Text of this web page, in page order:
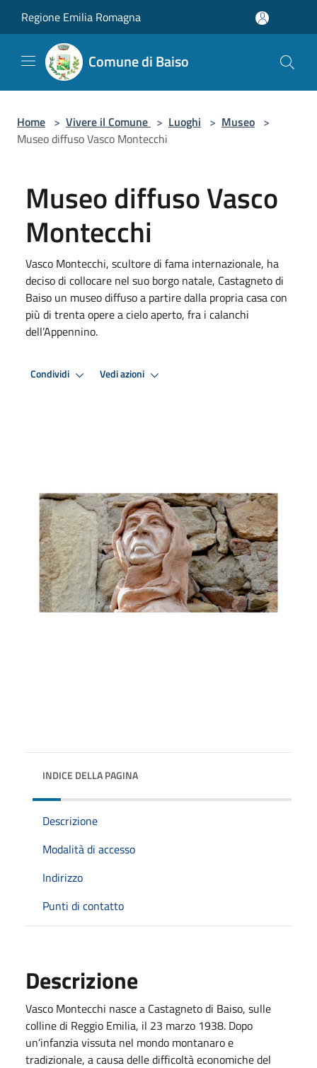
Regione Emilia Romagna
Comune di Baiso
Home > Vivere il Comune > Luoghi > Museo >
Museo diffuso Vasco Montecchi
Museo diffuso Vasco
Montecchi
Vasco Montecchi, scultore di fama internazionale, ha
deciso di collocare nel suo borgo natale, Castagneto di
Baiso un museo diffuso a partire dalla propria casa con
più di trenta opere a cielo aperto, fra i calanchi
dell’Appennino.
Condividi Vedi azioni
INDICE DELLA PAGINA
Descrizione
Modalità di accesso
Indirizzo
Punti di contatto
Descrizione
Vasco Montecchi nasce a Castagneto di Baiso, sulle
colline di Reggio Emilia, il 23 marzo 1938. Dopo
un’infanzia vissuta nel mondo montanaro e
tradizionale, a causa delle difficoltà economiche del